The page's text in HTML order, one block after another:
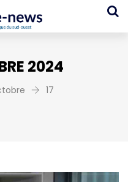
2024
17